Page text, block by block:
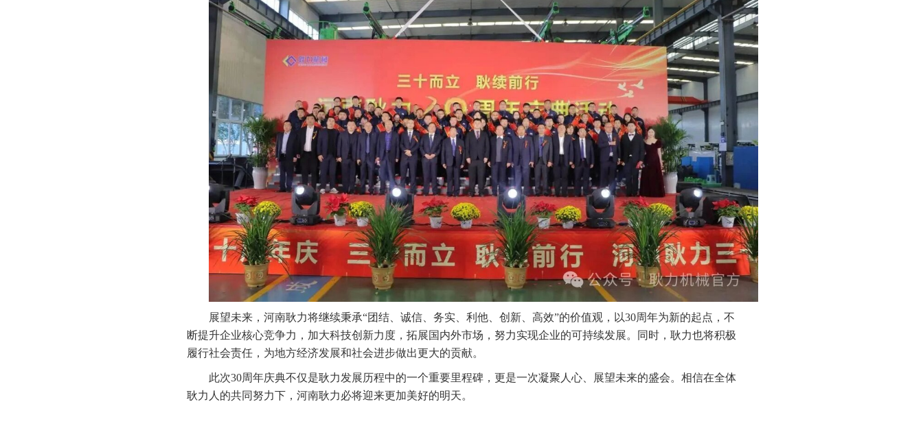
展望未来，河南耿力将继续秉承“团结、诚信、务实、利他、创新、高效”的价值观，以30周年为新的起点，不
断提升企业核心竞争力，加大科技创新力度，拓展国内外市场，努力实现企业的可持续发展。同时，耿力也将积极
履行社会责任，为地方经济发展和社会进步做出更大的贡献。
此次30周年庆典不仅是耿力发展历程中的一个重要里程碑，更是一次凝聚人心、展望未来的盛会。相信在全体
耿力人的共同努力下，河南耿力必将迎来更加美好的明天。